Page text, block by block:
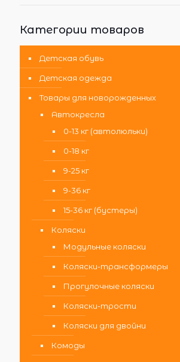
Категории товаров
Детская обувь
Детская одежда
Товары для новорожденных
Автокресла
0-13 кг (автолюльки)
0-18 кг
9-25 кг
9-36 кг
15-36 кг (бустеры)
Коляски
Модульные коляски
Коляски-трансформеры
Прогулочные коляски
Коляски-трости
Коляски для двойни
Комоды